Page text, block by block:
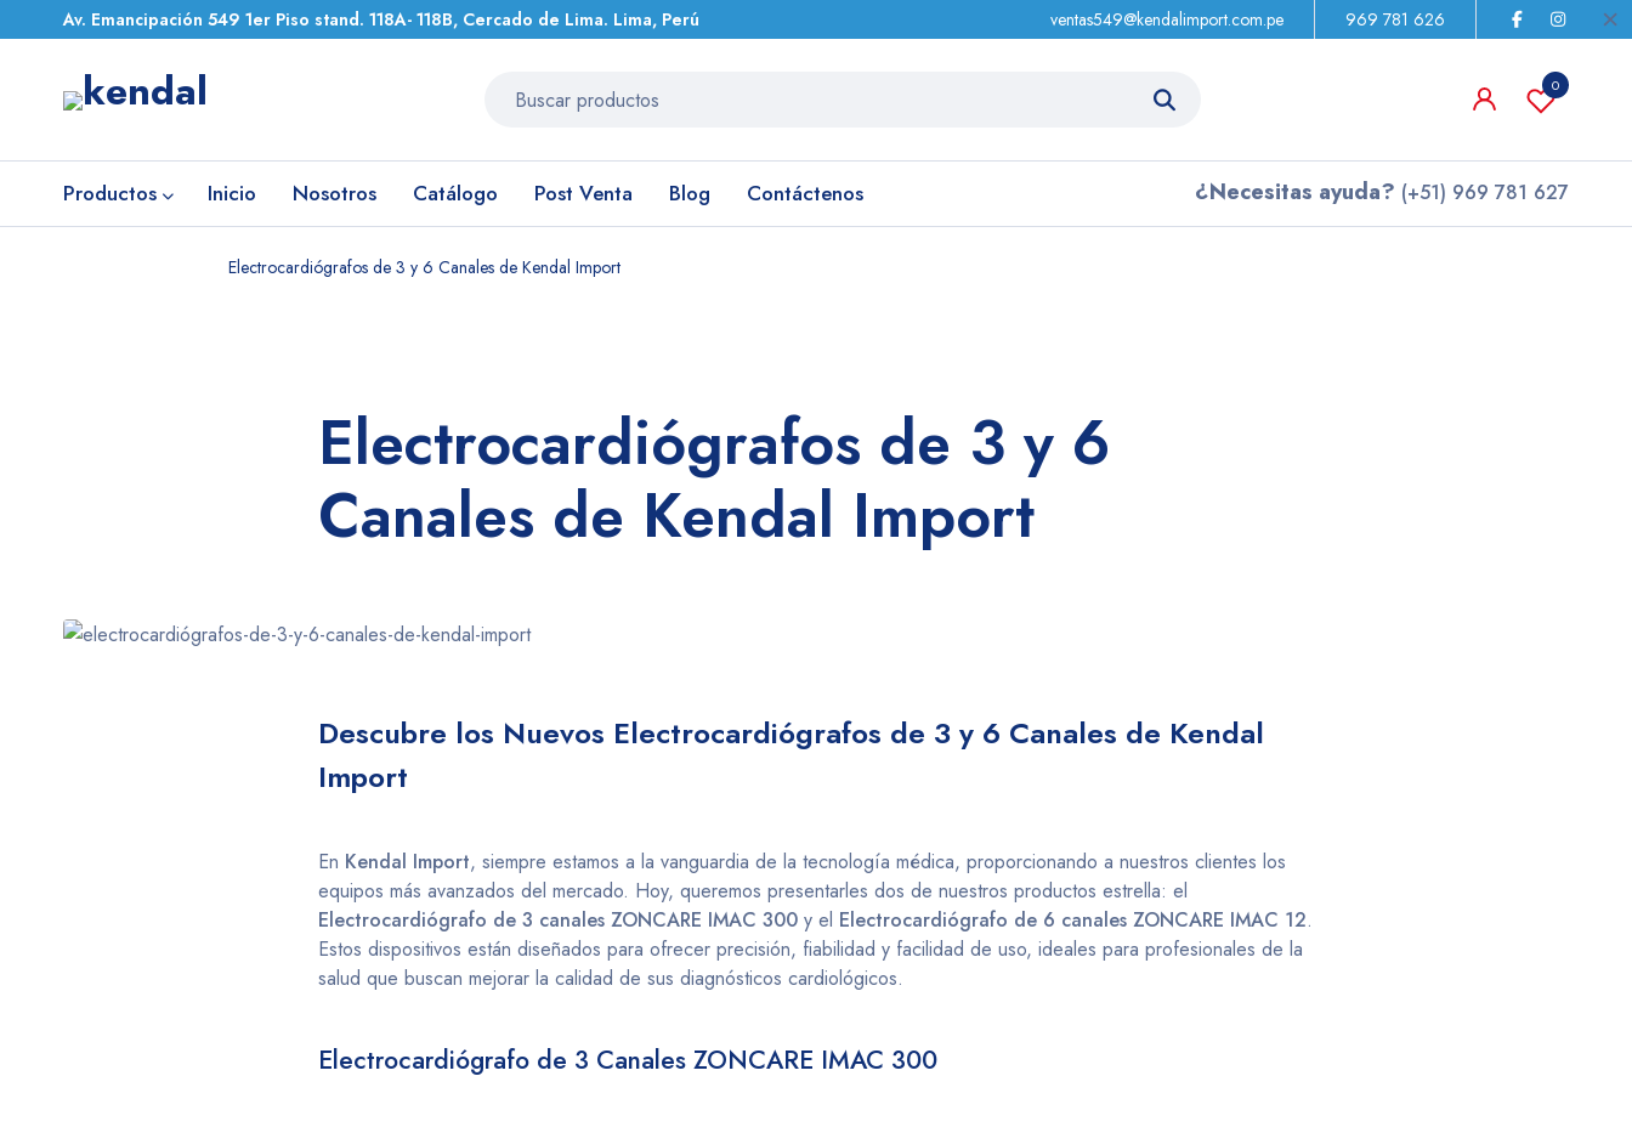
Av. Emancipación 549 1er Piso stand. 118A- 118B, Cercado de Lima. Lima, Perú ventas549@kendalimport.com.pe 969 781 626
0
Productos Inicio Nosotros Catálogo Post Venta Blog Contáctenos ¿Necesitas ayuda? (+51) 969 781 627
Electrocardiógrafos de 3 y 6 Canales de Kendal Import
Electrocardiógrafos de 3 y 6
Canales de Kendal Import
Descubre los Nuevos Electrocardiógrafos de 3 y 6 Canales de Kendal
Import
En Kendal Import, siempre estamos a la vanguardia de la tecnología médica, proporcionando a nuestros clientes los
equipos más avanzados del mercado. Hoy, queremos presentarles dos de nuestros productos estrella: el
Electrocardiógrafo de 3 canales ZONCARE IMAC 300 y el Electrocardiógrafo de 6 canales ZONCARE IMAC 12.
Estos dispositivos están diseñados para ofrecer precisión, fiabilidad y facilidad de uso, ideales para profesionales de la
salud que buscan mejorar la calidad de sus diagnósticos cardiológicos.
Electrocardiógrafo de 3 Canales ZONCARE IMAC 300